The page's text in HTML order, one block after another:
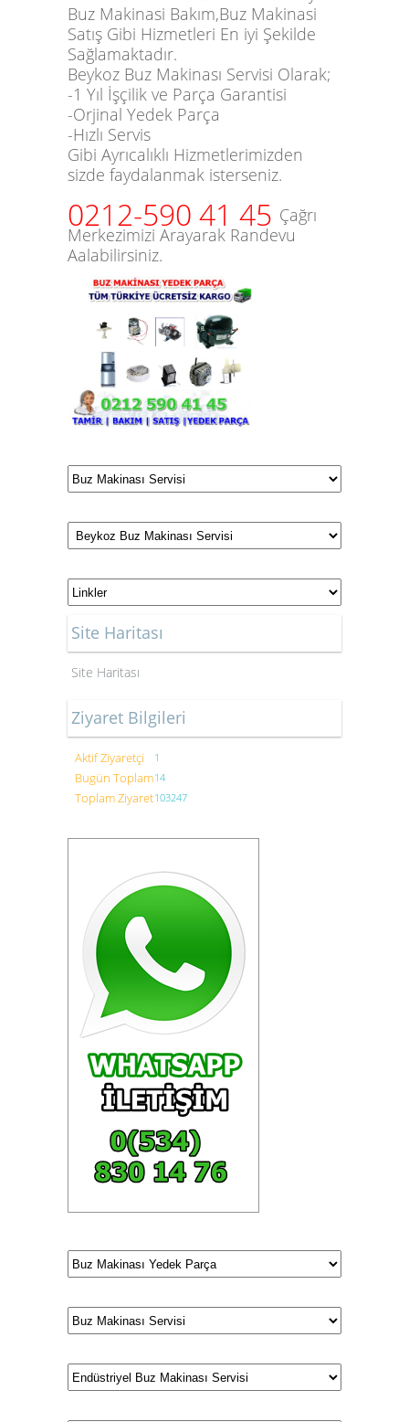
Buz Makinasi Bakım,Buz Makinasi
Satış Gibi Hizmetleri En iyi Şekilde
Sağlamaktadır.
Beykoz Buz Makinası Servisi Olarak;
-1 Yıl İşçilik ve Parça Garantisi
-Orjinal Yedek Parça
-Hızlı Servis
Gibi Ayrıcalıklı Hizmetlerimizden
sizde faydalanmak isterseniz.
0212-590 41 45 Çağrı
Merkezimizi Arayarak Randevu
Aalabilirsiniz.
Site Haritası
Site Haritası
Ziyaret Bilgileri
Aktif Ziyaretçi 1
Bugün Toplam14
Toplam Ziyaret103247